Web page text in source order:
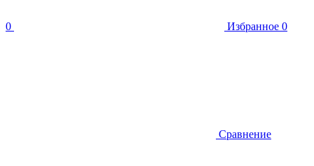
0 Избранное 0
Сравнение